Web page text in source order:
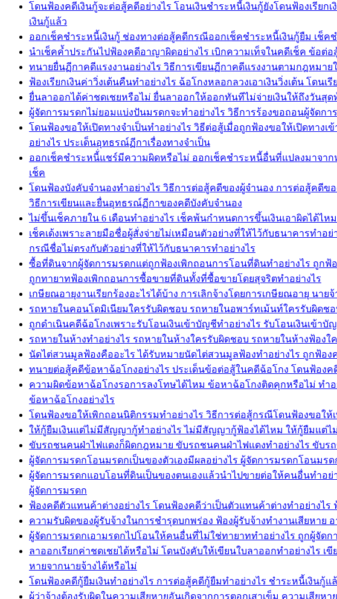
โดนฟ้องคดีเงินกู้จะต่อสู้คดีอย่างไร โอนเงินชำระหนี้เงินกู้ยังโดนฟ้องเรีย
เงินกู้แล้ว
ออกเช็คชำระหนี้เงินกู้ ช่องทางต่อสู้คดีกรณีออกเช็คชำระหนี้เงินกู้ยืม เช็ค
นำเช็คค้ำประกันไปฟ้องคดีอาญาผิดอย่างไร เบิกความเท็จในคดีเช็ค ข้อต่
ทนายยื่นฏีกาคดีแรงงานอย่างไร วิธีการเขียนฏีกาคดีแรงงานตามกฎหมา
ฟ้องเรียกเงินค่าวิ่งเต้นคืนทำอย่างไร ฉ้อโกงหลอกลวงเอาเงินวิ่งเต้น โด
ยื่นลาออกได้ค่าชดเชยหรือไม่ ยื่นลาออกให้ออกทันทีไม่จ่ายเงินให้ถึงวันสุด
ผู้จัดการมรดกไม่ยอมแบ่งปันมรดกจะทำอย่างไร วิธีการร้องขอถอนผู้จัดก
โดนฟ้องขอให้เปิดทางจำเป็นทำอย่างไร วิธีต่อสู้เมื่อถูกฟ้องขอให้เปิดทาง
อย่างไร ประเด็นอุทธรณ์ฏีกาเรื่องทางจำเป็น
ออกเช็คชำระหนี้่แชร์มีความผิดหรือไม่ ออกเช็คชำระหนี้อื่นที่แปลงมาจา
เช็ค
โดนฟ้องบังคับจำนองทำอย่างไร วิธีการต่อสู้คดีของผู้จำนอง การต่อสู้คดี
วิธีการเขียนและยื่นอุทธรณ์ฏีกาของคดีบังคับจำนอง
ไม่ขึ้นเช็คภายใน 6 เดือนทำอย่างไร เช็คพ้นกำหนดการขึ้นเงินเอาผิดได้ไ
เช็คเด้งเพราะลายมือชื่อผู้สั่งจ่ายไม่เหมือนตัวอย่างที่ให้ไว้กับธนาคารทำ
กรณีชื่อไม่ตรงกับตัวอย่างที่ให้ไว้กับธนาคารทำอย่างไร
ซื้อที่ดินจากผู้จัดการมรดกแต่ถูกฟ้องเพิกถอนการโอนที่ดินทำอย่างไร ถูก
ถูกทายาทฟ้องเพิกถอนการซื้อขายที่ดินทั้งที่ซื้อขายโดยสุจริตทำอย่างไร
เกษียณอายุงานเรียกร้องอะไรได้บ้าง การเลิกจ้างโดยการเกษียณอายุ นา
รถหายในคอนโดมิเนียมใครรับผิดชอบ รถหายในอพาร์ทเม้นท์ใครรับผิด
ถูกดำเนินคดีฉ้อโกงเพราะรับโอนเงินเข้าบัญชีทำอย่างไร รับโอนเงินเข้
รถหายในห้างทำอย่างไร รถหายในห้างใครรับผิดชอบ รถหายในห้างฟ้อ
นัดไต่สวนมูลฟ้องคืออะไร ได้รับหมายนัดไต่สวนมูลฟ้องทำอย่างไร ถูกฟ้อ
ทนายต่อสู้คดีข้อหาฉ้อโกงอย่างไร ประเด็นข้อต่อสู้ในคดีฉ้อโกง โดนฟ้อง
ความผิดข้อหาฉ้อโกงรอการลงโทษได้ไหม ข้อหาฉ้อโกงติดคุกหรือไม่ ทำ
ข้อหาฉ้อโกงอย่างไร
โดนฟ้องขอให้เพิกถอนนิติกรรมทำอย่างไร วิธีการต่อสู้กรณีโดนฟ้องขอ
ให้กู้ยืมเงินแต่ไม่มีสัญญากู้ทำอย่างไร ไม่มีสัญญากู้ฟ้องได้ไหม ให้กู้ยืมแต่ไ
ขับรถชนคนฝ่าไฟแดงก็ผิดกฎหมาย ขับรถชนคนฝ่าไฟแดงทำอย่างไร ขับร
ผู้จัดการมรดกโอนมรดกเป็นของตัวเองมีผลอย่างไร ผู้จัดการมรดกโอนมร
ผู้จัดการมรดกแอบโอนที่ดินเป็นของตนเองแล้วนำไปขายต่อให้คนอื่นทำอ
ผู้จัดการมรดก
ฟ้องคดีตัวแทนค้าต่างอย่างไร โดนฟ้องคดีว่าเป็นตัวแทนค้าต่างทำอย่างไ
ความรับผิดของผู้รับจ้างในการชำรุดบกพร่อง ฟ้องผู้รับจ้างทำงานเสียหาย
ผู้จัดการมรดกเอามรดกไปโอนให้คนอื่นที่ไม่ใช่ทายาททำอย่างไร ถูกผู้จั
ลาออกเรียกค่าชดเชยได้หรือไม่ โดนบังคับให้เขียนใบลาออกทำอย่างไร
หายจากนายจ้างได้หรือไม่
โดนฟ้องคดีกู้ยืมเงินทำอย่างไร การต่อสู้คดีกู้ยืมทำอย่างไร ชำระหนี้เงินกู้
ผู้ว่าจ้างต้องรับผิดในความเสียหายอันเกิดจากการตอกเสาเข็ม ความเสีย